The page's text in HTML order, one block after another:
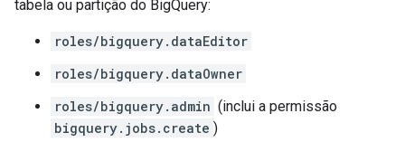
tabela ou partição do BigQuery:
roles/bigquery.dataEditor
roles/bigquery.dataOwner
roles/bigquery.admin (inclui a permissão
bigquery.jobs.create )